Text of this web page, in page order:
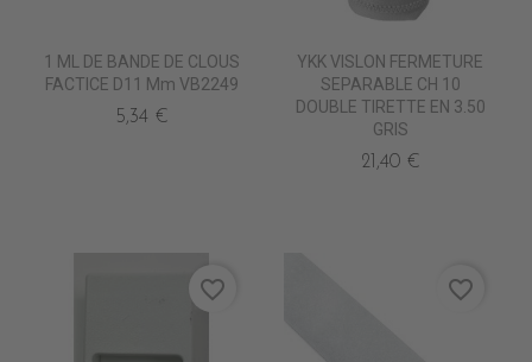
1 ML DE BANDE DE CLOUS
FACTICE D11 Mm VB2249
5,34 €
YKK VISLON FERMETURE
SEPARABLE CH 10
DOUBLE TIRETTE EN 3.50
GRIS
21,40 €
favorite_border favorite_border